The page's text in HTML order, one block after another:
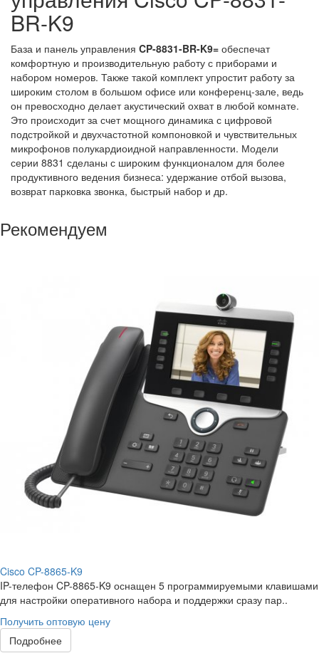
BR-K9
База и панель управления CP-8831-BR-K9= обеспечат
комфортную и производительную работу с приборами и
набором номеров. Также такой комплект упростит работу за
широким столом в большом офисе или конференц-зале, ведь
он превосходно делает акустический охват в любой комнате.
Это происходит за счет мощного динамика с цифровой
подстройкой и двухчастотной компоновкой и чувствительных
микрофонов полукардиоидной направленности. Модели
серии 8831 сделаны с широким функционалом для более
продуктивного ведения бизнеса: удержание отбой вызова,
возврат парковка звонка, быстрый набор и др.
Рекомендуем
Cisco CP-8865-K9
IP-телефон CP-8865-K9 оснащен 5 программируемыми клавишами
для настройки оперативного набора и поддержки сразу пар..
Получить оптовую цену
Подробнее